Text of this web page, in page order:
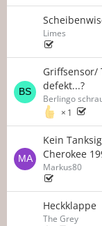
Limes
Griffsensor/
defekt...?
1
Berlingo
Kein
Cherokee
Markus80
Heckklappe
The Grey